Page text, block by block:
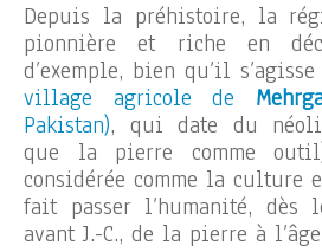
Depuis la préhistoire, la
pionnière et riche en
d’exemple, bien qu’il
village agricole de
Pakistan), qui date du
que la pierre comme
considérée comme la
fait passer l’humanité,
avant J.-C., de la pierre à